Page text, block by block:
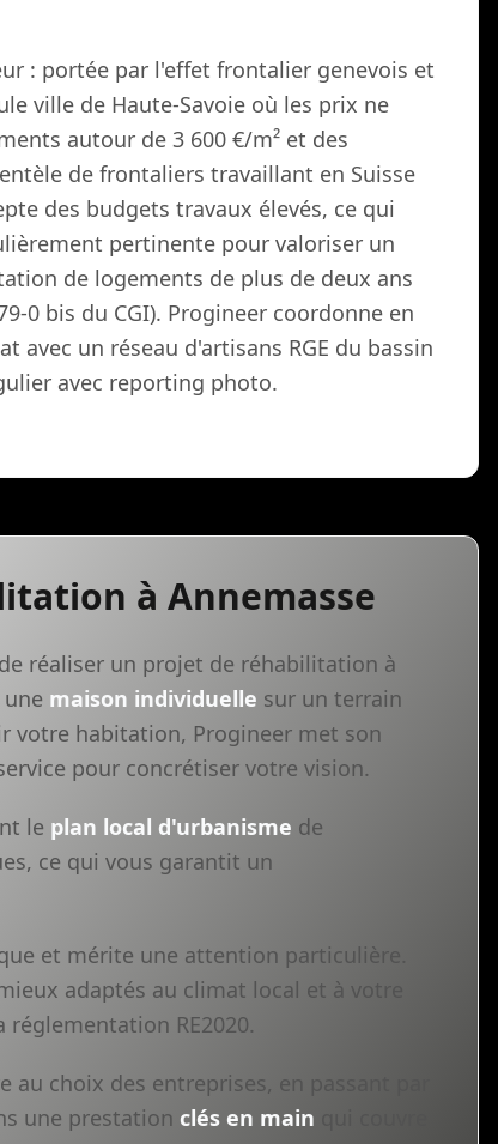
: portée par l'effet frontalier genevois et
ville de Haute-Savoie où les prix ne
autour de 3 600 €/m² et des
de frontaliers travaillant en Suisse
des budgets travaux élevés, ce qui
pertinente pour valoriser un
de logements de plus de deux ans
0 bis du CGI). Progineer coordonne en
un réseau d'artisans RGE du bassin
avec reporting photo.
à Annemasse
réaliser un projet de réhabilitation à
maison individuelle sur un terrain
votre habitation, Progineer met son
pour concrétiser votre vision.
le plan local d'urbanisme de
ce qui vous garantit un
et mérite une attention particulière.
adaptés au climat local et à votre
RE2020.
au choix des entreprises, en passant par
une prestation clés en main